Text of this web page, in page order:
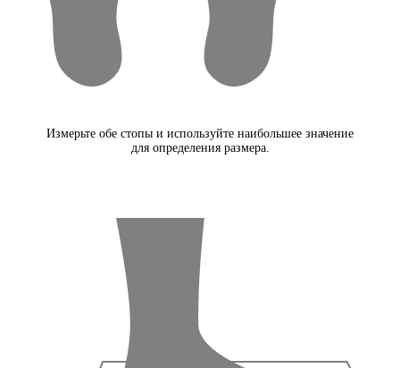
Измерьте обе стопы и используйте наибольшее значение
для определения размера.